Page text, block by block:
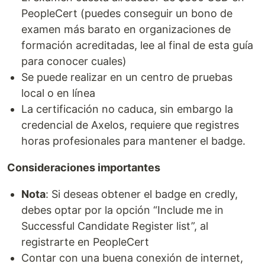
PeopleCert (puedes conseguir un bono de
examen más barato en organizaciones de
formación acreditadas, lee al final de esta guía
para conocer cuales)
Se puede realizar en un centro de pruebas
local o en línea
La certificación no caduca, sin embargo la
credencial de Axelos, requiere que registres
horas profesionales para mantener el badge.
Consideraciones importantes
Nota: Si deseas obtener el badge en credly,
debes optar por la opción “Include me in
Successful Candidate Register list”, al
registrarte en PeopleCert
Contar con una buena conexión de internet,